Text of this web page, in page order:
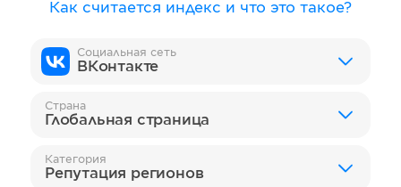
Как считается индекс и что это такое?
Социальная сеть
ВКонтакте
Страна
Глобальная страница
Категория
Репутация регионов